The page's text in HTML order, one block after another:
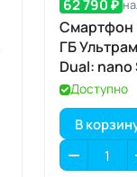
62 790 ₽
Смартфон
ГБ
Dual: nano
Доступно
В